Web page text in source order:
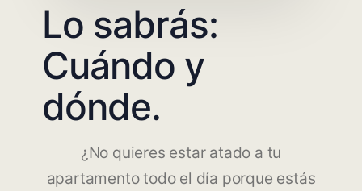
Lo sabrás:
Cuándo y
dónde.
¿No quieres estar atado a tu
apartamento todo el día porque estás